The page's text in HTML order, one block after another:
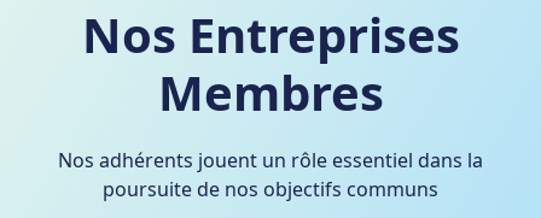
Nos Entreprises
Membres
Nos adhérents jouent un rôle essentiel dans la
poursuite de nos objectifs communs